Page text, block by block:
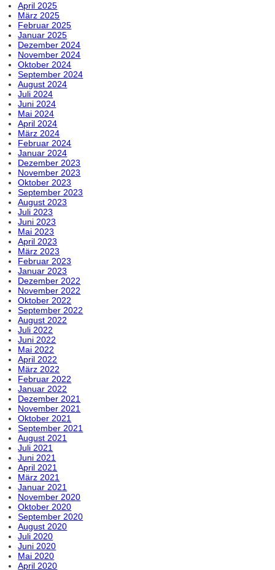
April 2025
März 2025
Februar 2025
Januar 2025
Dezember 2024
November 2024
Oktober 2024
September 2024
August 2024
Juli 2024
Juni 2024
Mai 2024
April 2024
März 2024
Februar 2024
Januar 2024
Dezember 2023
November 2023
Oktober 2023
September 2023
August 2023
Juli 2023
Juni 2023
Mai 2023
April 2023
März 2023
Februar 2023
Januar 2023
Dezember 2022
November 2022
Oktober 2022
September 2022
August 2022
Juli 2022
Juni 2022
Mai 2022
April 2022
März 2022
Februar 2022
Januar 2022
Dezember 2021
November 2021
Oktober 2021
September 2021
August 2021
Juli 2021
Juni 2021
April 2021
März 2021
Januar 2021
November 2020
Oktober 2020
September 2020
August 2020
Juli 2020
Juni 2020
Mai 2020
April 2020